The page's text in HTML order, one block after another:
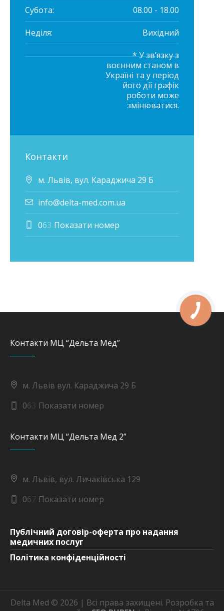
Субота: 08.00 - 18.00
Неділя: Вихідний
* У зв’язку з
воєнним станом в
Україні та у період
його дії графік
роботи може
змінюватися.
Контакти
м. Львів, вул. Караджича 29 Б
info@delta-med.com.ua
063 Показати номер
Контакти МЦ “Дельта Мед”
м. Львів вул. Караджича 29 Б
063 Показати номер
Контакти МЦ “Дельта Мед 2”
м. Львів, вул. Личаківська 129
067 Показати номер
Публічний договір-оферта про надання
медичних послуг
Політика конфіденційності
Delta Med © 2026 | Всі права захищені. Розробка та